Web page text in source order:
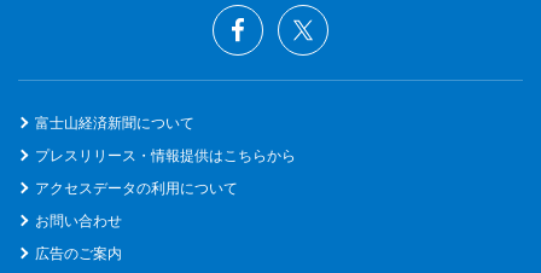
富士山経済新聞について
プレスリリース・情報提供はこちらから
アクセスデータの利用について
お問い合わせ
広告のご案内